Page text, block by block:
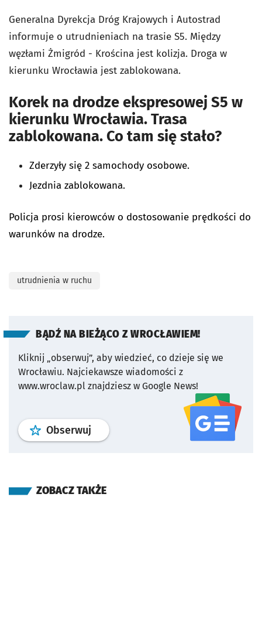
Generalna Dyrekcja Dróg Krajowych i Autostrad
informuje o utrudnieniach na trasie S5. Między
węzłami Żmigród - Krościna jest kolizja. Droga w
kierunku Wrocławia jest zablokowana.
Korek na drodze ekspresowej S5 w
kierunku Wrocławia. Trasa
zablokowana. Co tam się stało?
Zderzyły się 2 samochody osobowe.
Jezdnia zablokowana.
Policja prosi kierowców o dostosowanie prędkości do
warunków na drodze.
utrudnienia w ruchu
BĄDŹ NA BIEŻĄCO Z WROCŁAWIEM!
Kliknij „obserwuj”, aby wiedzieć, co dzieje się we
Wrocławiu. Najciekawsze wiadomości z
www.wroclaw.pl znajdziesz w Google News!
Obserwuj profil serwisu
ZOBACZ TAKŻE